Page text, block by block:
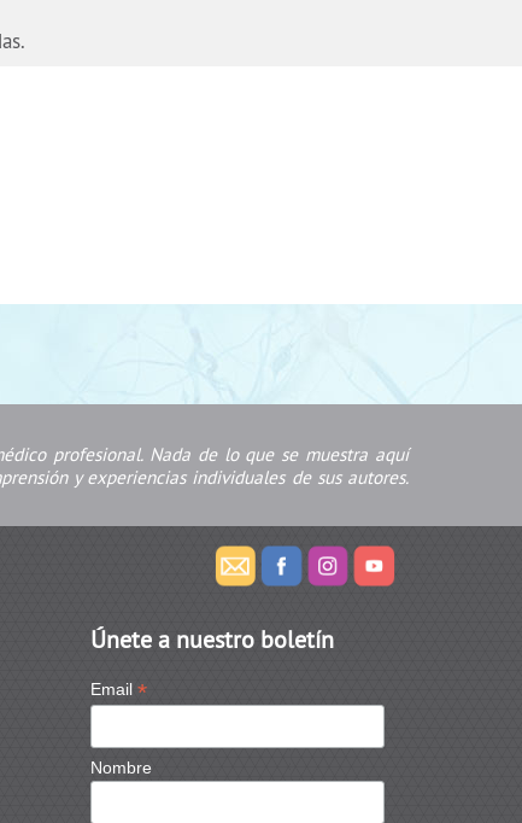
profesional. Nada de lo que se muestra aquí
y experiencias individuales de sus autores.
Únete a nuestro boletín
Email*
Nombre